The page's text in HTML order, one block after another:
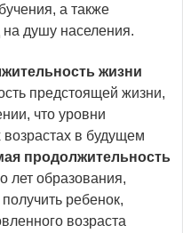
а также
душу населения.
жизни
предстоящей жизни,
что уровни
в будущем
продолжительность
лет образования,
ребенок,
возраста